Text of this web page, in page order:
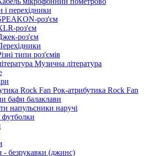
і перехідники
роз'єм
роз'єм
роз'єм
типи роз'ємів
Музична література
Рок-атрибутика Rock Fan
бафи балаклави
напульсники наручі
футболки
- безрукавки (джинс)